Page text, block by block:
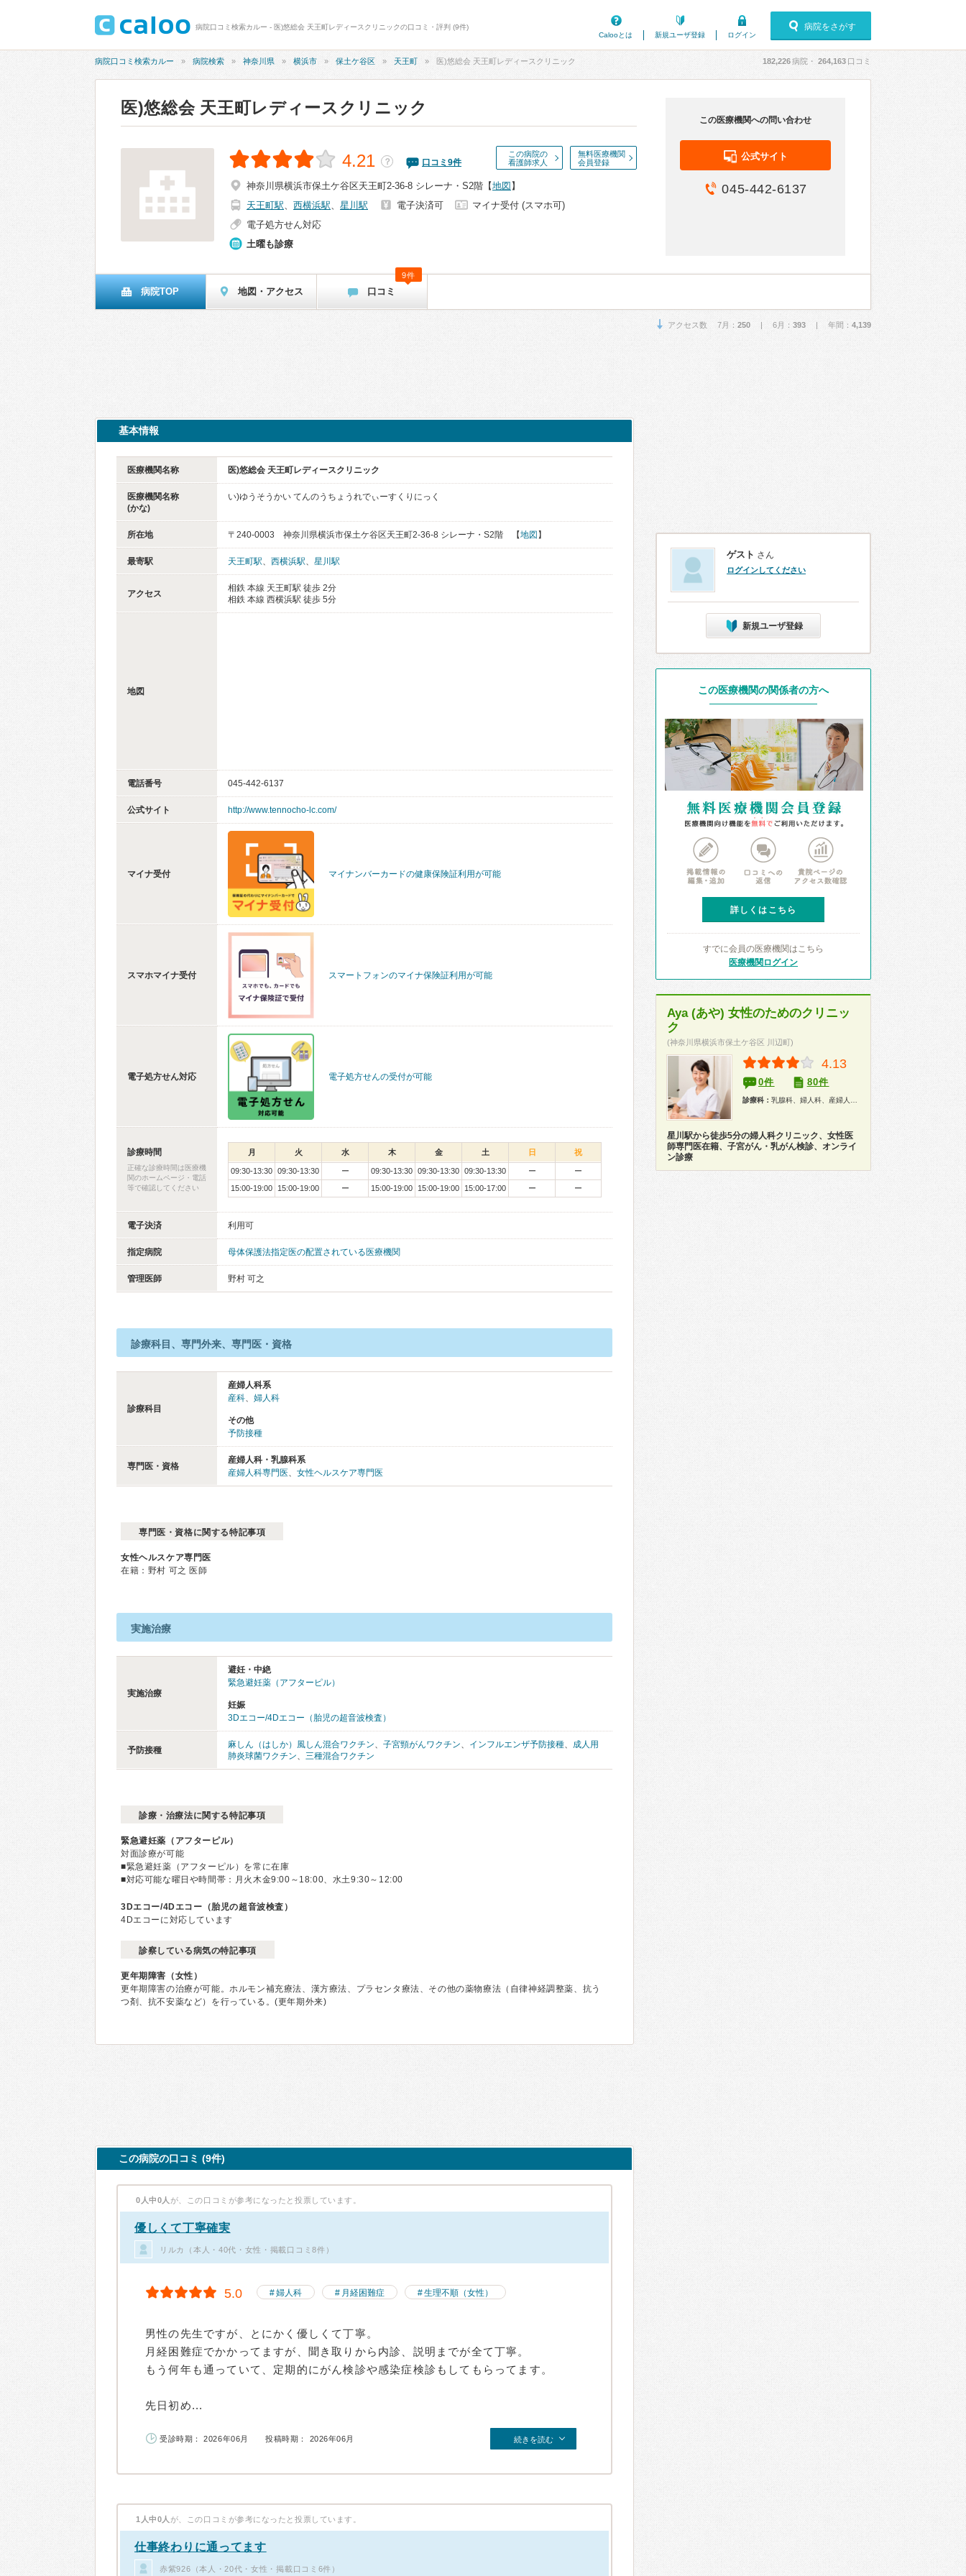
病院口コミ検索カルー - 医)悠総会 天王町レディースクリニックの口コミ・評判 (9件)
Calooとは
新規ユーザ登録 ログイン
病院をさがす
病院口コミ検索カルー 病院検索 神奈川県 横浜市 保土ケ谷区 天王町 医)悠総会 天王町レディースクリニック 182,226病院・ 264,163 口コミ
医)悠総会 天王町レディースクリニック
この病院の
看護師求人
無料医療機関
会員登録
4.21 ？ 口コミ 9件
神奈川県横浜市保土ケ谷区天王町2-36-8 シレーナ・S2階 【地図 】
天王町駅、 西横浜駅、 星川駅 電子決済可
マイナ受付 (スマホ可)
電子処方せん対応
土曜も診療
この医療機関への問い合わせ
公式サイト
045-442-6137
病院TOP 地図・アクセス 口コミ
9件
アクセス数 7月： 250 | 6月： 393 | 年間： 4,139
基本情報
医療機関名称 医)悠総会 天王町レディースクリニック
医療機関名称
(かな)
い)ゆうそうかい てんのうちょうれでぃーすくりにっく
所在地 〒240-0003 神奈川県横浜市保土ケ谷区天王町2-36-8 シレーナ・S2階 【地図 】
最寄駅 天王町駅、 西横浜駅、 星川駅
アクセス
相鉄 本線 天王町駅 徒歩 2分
相鉄 本線 西横浜駅 徒歩 5分
地図
電話番号 045-442-6137
公式サイト http://www.tennocho-lc.com/
マイナ受付 マイナンバーカードの健康保険証利用が可能
スマホマイナ受付 スマートフォンのマイナ保険証利用が可能
電子処方せん対応 電子処方せんの受付が可能
診療時間
正確な診療時間は医療機
関のホームページ・電話
等で確認してください
月 火 水 木 金 土 日 祝
09:30-13:30 09:30-13:30 ー 09:30-13:30 09:30-13:30 09:30-13:30 ー
ー
15:00-19:00
15:00-19:00 ー 15:00-19:00 15:00-19:00 15:00-17:00 ー ー
電子決済 利用可
指定病院 母体保護法指定医の配置されている医療機関
管理医師 野村 可之
診療科目、専門外来、専門医・資格
診療科目
産婦人科系
産科、 婦人科
その他
予防接種
専門医・資格
産婦人科・乳腺科系
産婦人科専門医、 女性ヘルスケア専門医
専門医・資格に関する特記事項
女性ヘルスケア専門医
在籍：野村 可之 医師
実施治療
実施治療
避妊・中絶
緊急避妊薬（アフターピル）
妊娠
3Dエコー/4Dエコー（胎児の超音波検査）
予防接種
麻しん（はしか）風しん混合ワクチン、 子宮頸がんワクチン、 インフルエンザ予防接種、 成人用
肺炎球菌ワクチン、 三種混合ワクチン
診療・治療法に関する特記事項
緊急避妊薬（アフターピル）
対面診療が可能
■緊急避妊薬（アフターピル）を常に在庫
■対応可能な曜日や時間帯：月火木金9:00～18:00、水土9:30～12:00
3Dエコー/4Dエコー（胎児の超音波検査）
4Dエコーに対応しています
診察している病気の特記事項
更年期障害（女性）
更年期障害の治療が可能。ホルモン補充療法、漢方療法、プラセンタ療法、その他の薬物療法（自律神経調整薬、抗う
つ剤、抗不安薬など）を行っている。(更年期外来)
この病院の口コミ (9件)
0人中0人 が、この口コミが参考になったと投票しています。
優しくて丁寧確実
リルカ（本人・40代・女性・掲載口コミ8件）
5.0 婦人科 月経困難症 生理不順（女性）
男性の先生ですが、とにかく優しくて丁寧。
月経困難症でかかってますが、聞き取りから内診、説明までが全て丁寧。
もう何年も通っていて、定期的にがん検診や感染症検診もしてもらってます。
先日初め...
受診時期： 2026年06月 投稿時期： 2026年06月 続きを読む
1人中0人 が、この口コミが参考になったと投票しています。
仕事終わりに通ってます
赤紫926（本人・20代・女性・掲載口コミ6件）
ゲスト さん
ログインしてください
新規ユーザ登録
この医療機関の関係者の方へ
詳しくはこちら
すでに会員の医療機関はこちら
医療機関ログイン
Aya (あや) 女性のためのクリニッ
ク
(神奈川県横浜市保土ケ谷区 川辺町)
4.13
0件 80件
診療科： 乳腺科、婦人科、産婦人科、健康診断、人間ドック
星川駅から徒歩5分の婦人科クリニック、女性医
師専門医在籍、子宮がん・乳がん検診、オンライ
ン診療